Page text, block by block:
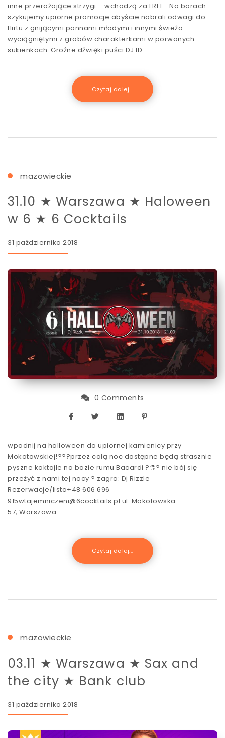
inne przerażające strzygi – wchodzą za FREE. Na barach
szykujemy upiorne promocje abyście nabrali odwagi do
flirtu z gnijącymi pannami młodymi i innymi świeżo
wyciągniętymi z grobów charakterkami w porwanych
sukienkach. Groźne dźwięki puści DJ ID.…
Czytaj dalej...
mazowieckie
31.10 ★ Warszawa ★ Haloween
w 6 ★ 6 Cocktails
31 października 2018
0 Comments
wpadnij na halloween do upiornej kamienicy przy
Mokotowskiej!???przez całą noc dostępne będą strasznie
pyszne koktajle na bazie rumu Bacardi ?⚗️? nie bój się
przeżyć z nami tej nocy ? zagra: Dj Rizzle
Rezerwacje/lista+48 606 696
915wtajemniczeni@6cocktails.pl ul. Mokotowska
57, Warszawa
Czytaj dalej...
mazowieckie
03.11 ★ Warszawa ★ Sax and
the city ★ Bank club
31 października 2018